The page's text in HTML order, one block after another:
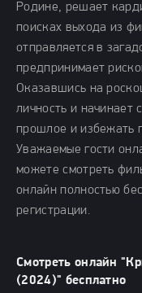
Родине, решает
поисках выхода из
отправляется в
предпринимает
Оказавшись на
личность и начинает
прошлое и избежать
Уважаемые гости
можете смотреть
онлайн полностью
регистрации.
Смотреть онлайн
(2024)" бесплатно